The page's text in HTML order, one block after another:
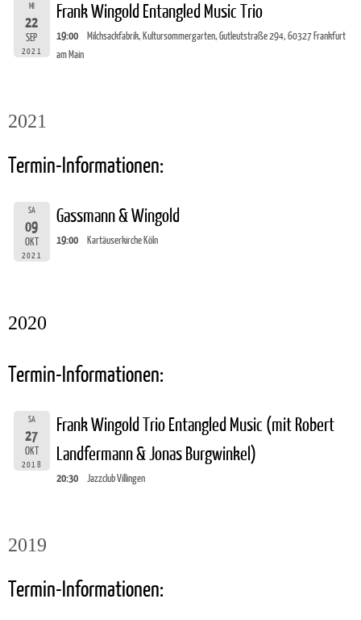
MI
22
SEP
2021
Frank Wingold Entangled Music Trio
19:00
Milchsackfabrik, Kultursommergarten, Gutleutstraße 294, 60327 Frankfurt
am Main
2021
Termin-Informationen:
SA
09
OKT
2021
Gassmann & Wingold
19:00 Kartäuserkirche Köln
2020
Termin-Informationen:
SA
27
OKT
2018
Frank Wingold Trio Entangled Music (mit Robert
Landfermann & Jonas Burgwinkel)
20:30 Jazzclub Villingen
2019
Termin-Informationen: